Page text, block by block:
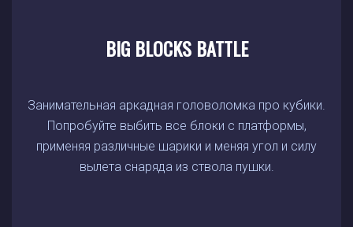
BIG BLOCKS BATTLE
Занимательная аркадная головоломка про кубики.
Попробуйте выбить все блоки с платформы,
применяя различные шарики и меняя угол и силу
вылета снаряда из ствола пушки.